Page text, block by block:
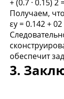
+ (0.7 · 0.15) 2
Получаем, что
εу = 0.142+ 02
обеспечит
3.